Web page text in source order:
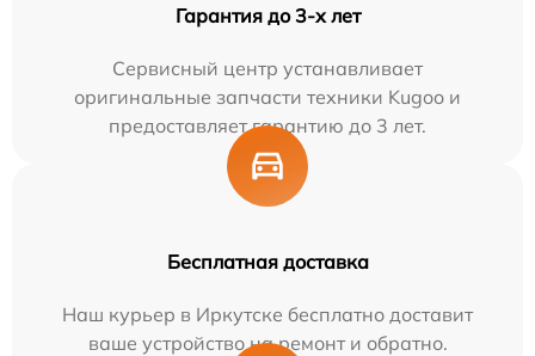
Гарантия до 3-х лет
Сервисный центр устанавливает
оригинальные запчасти техники Kugoo и
предоставляет гарантию до 3 лет.
Бесплатная доставка
Наш курьер в Иркутске бесплатно доставит
ваше устройство на ремонт и обратно.